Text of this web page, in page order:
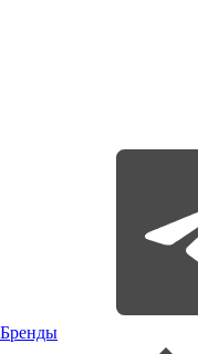
Бренды